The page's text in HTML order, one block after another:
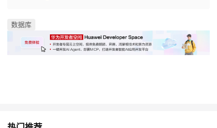
数据库